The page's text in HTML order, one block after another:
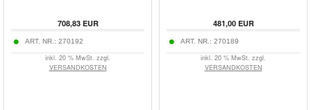
708,83EUR
ART. NR.: 270192
inkl. 20 % MwSt. zzgl.
VERSANDKOSTEN
481,00EUR
ART. NR.: 270189
inkl. 20 % MwSt. zzgl.
VERSANDKOSTEN